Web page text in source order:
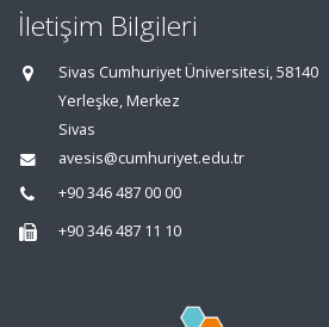
İletişim Bilgileri
Sivas Cumhuriyet Üniversitesi, 58140
Yerleşke, Merkez
Sivas
avesis@cumhuriyet.edu.tr
+90 346 487 00 00
+90 346 487 11 10